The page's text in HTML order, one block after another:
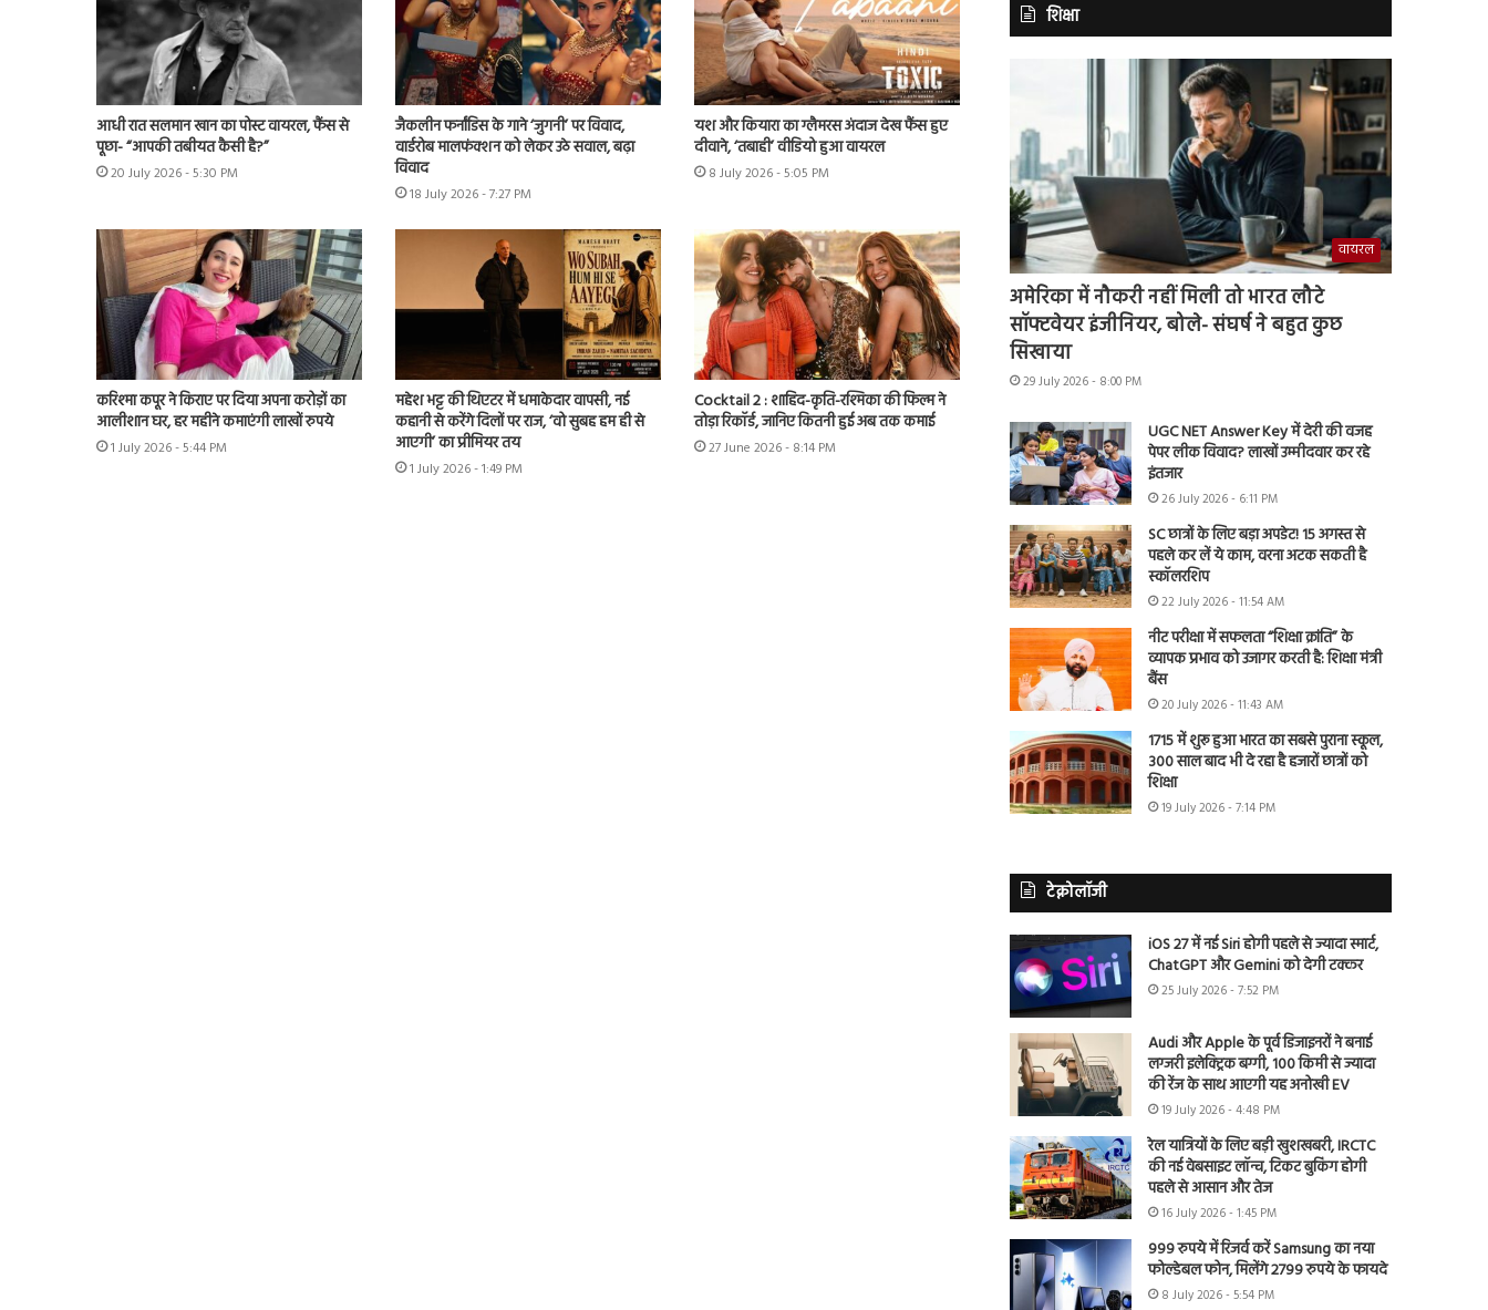
आधी रात सलमान खान का पोस्ट वायरल, फैंस से
पूछा- “आपकी तबीयत कैसी है?”
20 July 2026 - 5:30 PM
जैकलीन फर्नांडिस के गाने ‘जुगनी’ पर विवाद,
वार्डरोब मालफंक्शन को लेकर उठे सवाल, बढ़ा
विवाद
18 July 2026 - 7:27 PM
यश और कियारा का ग्लैमरस अंदाज देख फैंस हुए
दीवाने, ‘तबाही’ वीडियो हुआ वायरल
8 July 2026 - 5:05 PM
करिश्मा कपूर ने किराए पर दिया अपना करोड़ों का
आलीशान घर, हर महीने कमाएंगी लाखों रुपये
1 July 2026 - 5:44 PM
महेश भट्ट की थिएटर में धमाकेदार वापसी, नई
कहानी से करेंगे दिलों पर राज, ‘वो सुबह हम ही से
आएगी’ का प्रीमियर तय
1 July 2026 - 1:49 PM
Cocktail 2 : शाहिद-कृति-रश्मिका की फिल्म ने
तोड़ा रिकॉर्ड, जानिए कितनी हुई अब तक कमाई
27 June 2026 - 8:14 PM
शिक्षा
वायरल
अमेरिका में नौकरी नहीं मिली तो भारत लौटे
सॉफ्टवेयर इंजीनियर, बोले- संघर्ष ने बहुत कुछ
सिखाया
29 July 2026 - 8:00 PM
UGC NET Answer Key में देरी की वजह
पेपर लीक विवाद? लाखों उम्मीदवार कर रहे
इंतजार
26 July 2026 - 6:11 PM
SC छात्रों के लिए बड़ा अपडेट! 15 अगस्त से
पहले कर लें ये काम, वरना अटक सकती है
स्कॉलरशिप
22 July 2026 - 11:54 AM
नीट परीक्षा में सफलता “शिक्षा क्रांति” के
व्यापक प्रभाव को उजागर करती है: शिक्षा मंत्री
बैंस
20 July 2026 - 11:43 AM
1715 में शुरू हुआ भारत का सबसे पुराना स्कूल,
300 साल बाद भी दे रहा है हजारों छात्रों को
शिक्षा
19 July 2026 - 7:14 PM
टेक्नोलॉजी
iOS 27 में नई Siri होगी पहले से ज्यादा स्मार्ट,
ChatGPT और Gemini को देगी टक्कर
25 July 2026 - 7:52 PM
Audi और Apple के पूर्व डिजाइनरों ने बनाई
लग्जरी इलेक्ट्रिक बग्गी, 100 किमी से ज्यादा
की रेंज के साथ आएगी यह अनोखी EV
19 July 2026 - 4:48 PM
रेल यात्रियों के लिए बड़ी खुशखबरी, IRCTC
की नई वेबसाइट लॉन्च, टिकट बुकिंग होगी
पहले से आसान और तेज
16 July 2026 - 1:45 PM
999 रुपये में रिजर्व करें Samsung का नया
फोल्डेबल फोन, मिलेंगे 2799 रुपये के फायदे
8 July 2026 - 5:54 PM